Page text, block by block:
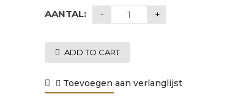
AANTAL:
ADD TO CART
Toevoegen aan verlanglijst